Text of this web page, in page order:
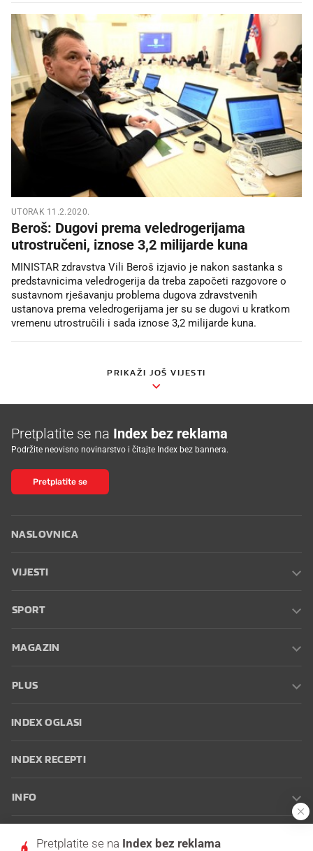
UTORAK 11.2.2020.
Beroš: Dugovi prema veledrogerijama
utrostručeni, iznose 3,2 milijarde kuna
MINISTAR zdravstva Vili Beroš izjavio je nakon sastanka s
predstavnicima veledrogerija da treba započeti razgovore o
sustavnom rješavanju problema dugova zdravstvenih
ustanova prema veledrogerijama jer su se dugovi u kratkom
vremenu utrostručili i sada iznose 3,2 milijarde kuna.
PRIKAŽI JOŠ VIJESTI
Pretplatite se na Index bez reklama
Podržite neovisno novinarstvo i čitajte Index bez bannera.
Pretplatite se
NASLOVNICA
VIJESTI
SPORT
MAGAZIN
PLUS
INDEX OGLASI
INDEX RECEPTI
INFO
korištenja
Postavke kolačića
Pretplatite se na Index bez reklama